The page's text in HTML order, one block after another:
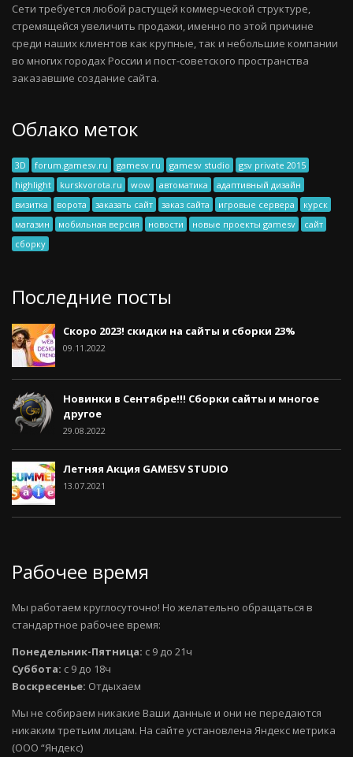
Сети требуется любой растущей коммерческой структуре,
стремящейся увеличить продажи, именно по этой причине
среди наших клиентов как крупные, так и небольшие компании
во многих городах России и пост-советского пространства
заказавшие создание сайта.
Облако меток
3D forum.gamesv.ru gamesv.ru gamesv studio
gsv private 2015
highlight
kurskvorota.ru wow автоматика
адаптивный дизайн
визитка
ворота заказать сайт заказ сайта игровые сервера
курск
магазин
мобильная версия новости новые проекты gamesv
сайт
сборку
Последние посты
Скоро 2023! скидки на сайты и сборки 23%
09.11.2022
Новинки в Сентябре!!! Сборки сайты и многое
другое
29.08.2022
Летняя Акция GAMESV STUDIO
13.07.2021
Рабочее время
Мы работаем круглосуточно! Но желательно обращаться в
стандартное рабочее время:
Понедельник-Пятница: с 9 до 21ч
Суббота: с 9 до 18ч
Воскресенье: Отдыхаем
Мы не собираем никакие Ваши данные и они не передаются
никаким третьим лицам. На сайте установлена Яндекс метрика
(ООО “Яндекс)